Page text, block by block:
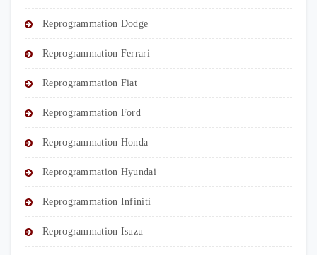
Reprogrammation Dodge
Reprogrammation Ferrari
Reprogrammation Fiat
Reprogrammation Ford
Reprogrammation Honda
Reprogrammation Hyundai
Reprogrammation Infiniti
Reprogrammation Isuzu